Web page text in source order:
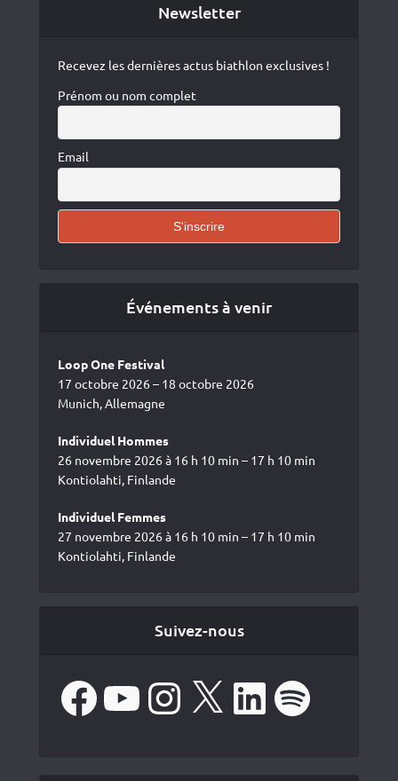
Newsletter
Recevez les dernières actus biathlon exclusives !
Prénom ou nom complet
Email
Événements à venir
Loop One Festival
17 octobre 2026 – 18 octobre 2026
Munich, Allemagne
Individuel Hommes
26 novembre 2026 à 16 h 10 min – 17 h 10 min
Kontiolahti, Finlande
Individuel Femmes
27 novembre 2026 à 16 h 10 min – 17 h 10 min
Kontiolahti, Finlande
Suivez-nous
FacebookYouTube Instagram LinkedIn Spotify